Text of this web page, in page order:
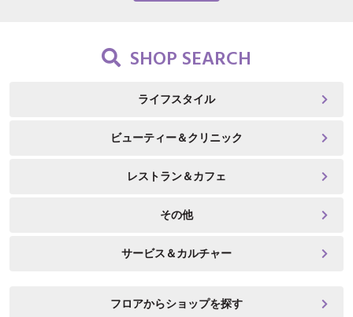
SHOP SEARCH
ライフスタイル
ビューティー＆クリニック
レストラン＆カフェ
その他
サービス＆カルチャー
フロアからショップを探す